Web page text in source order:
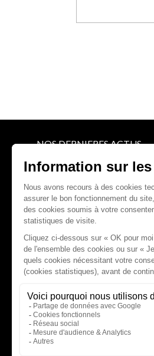
NOS DERNIERES ACTUS
Le joug léger des
Pour une gestion
collectivités Le monument
culture du Sénat a consacré,
CABINET D'AVOCATS
20 avenue Galliéni - 33500
Tél :05 57 55 87 30 - Fax :
Email :gaucher-